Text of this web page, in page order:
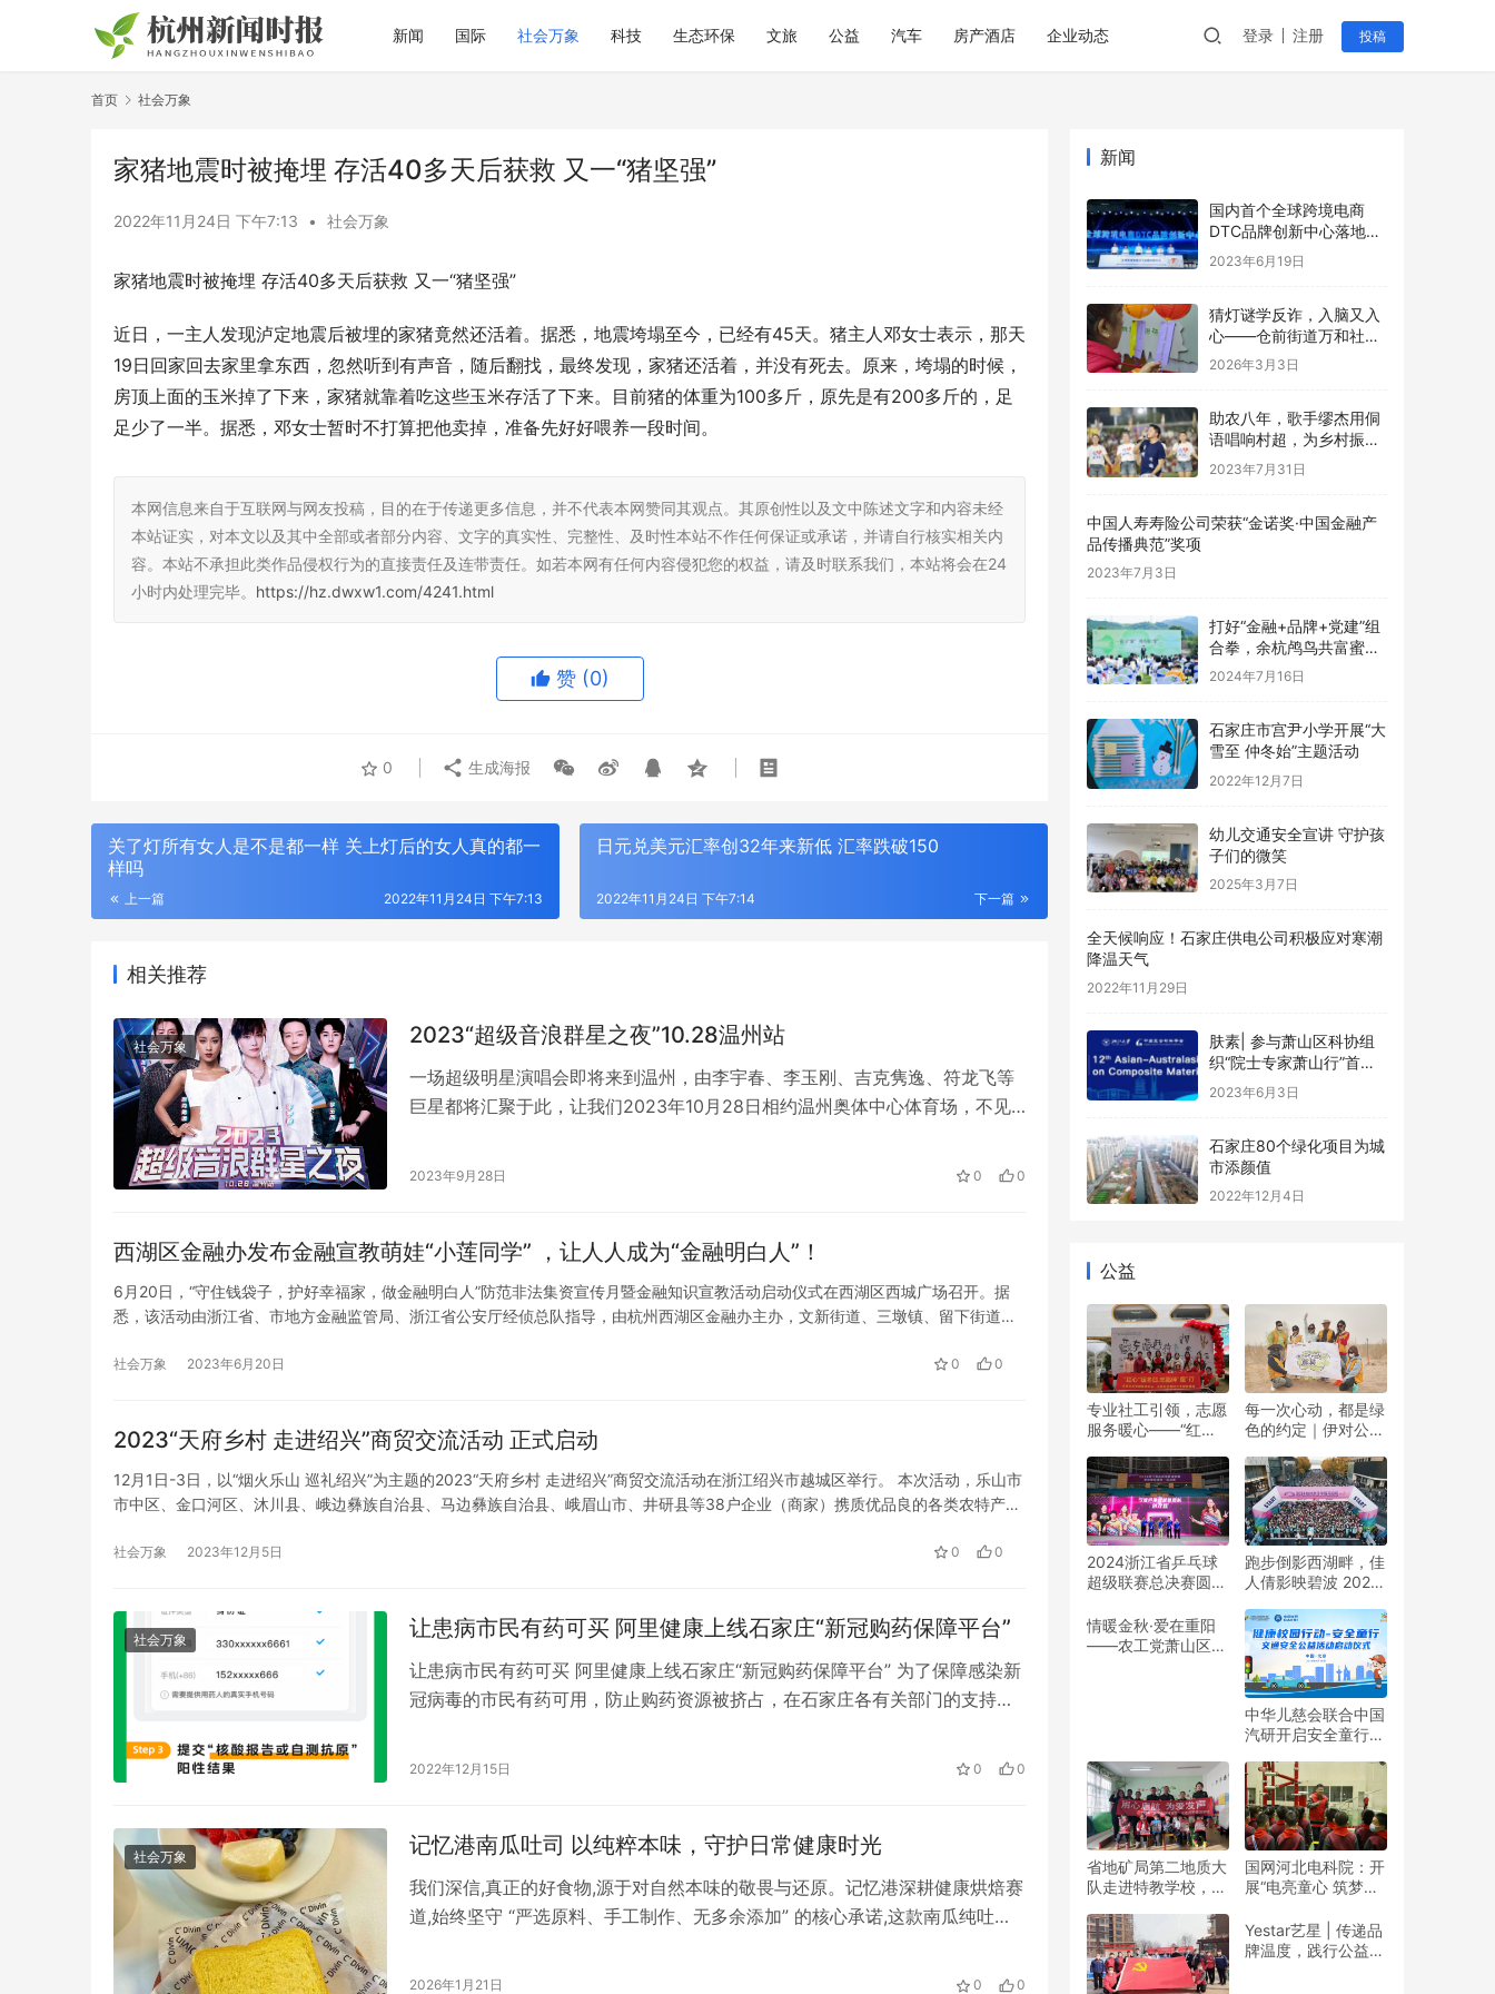
新闻 国际 社会万象 科技 生态环保 文旅 公益 汽车 房产酒店 企业动态 登录 注册 投稿
首页 社会万象
家猪地震时被掩埋 存活40多天后获救 又一“猪坚强”
2022年11月24日 下午7:13 • 社会万象
家猪地震时被掩埋 存活40多天后获救 又一“猪坚强”
近日，一主人发现泸定地震后被埋的家猪竟然还活着。据悉，地震垮塌至今，已经有45天。猪主人邓女士表示，那天
19日回家回去家里拿东西，忽然听到有声音，随后翻找，最终发现，家猪还活着，并没有死去。原来，垮塌的时候，
房顶上面的玉米掉了下来，家猪就靠着吃这些玉米存活了下来。目前猪的体重为100多斤，原先是有200多斤的，足
足少了一半。据悉，邓女士暂时不打算把他卖掉，准备先好好喂养一段时间。
本网信息来自于互联网与网友投稿，目的在于传递更多信息，并不代表本网赞同其观点。其原创性以及文中陈述文字和内容未经
本站证实，对本文以及其中全部或者部分内容、文字的真实性、完整性、及时性本站不作任何保证或承诺，并请自行核实相关内
容。本站不承担此类作品侵权行为的直接责任及连带责任。如若本网有任何内容侵犯您的权益，请及时联系我们，本站将会在24
小时内处理完毕。 https://hz.dwxw1.com/4241.html
赞 (0)
0 生成海报
关了灯所有女人是不是都一样 关上灯后的女人真的都一
样吗
上一篇 2022年11月24日 下午7:13
日元兑美元汇率创32年来新低 汇率跌破150
下一篇
2022年11月24日 下午7:14
相关推荐
社会万象 2023“超级音浪群星之夜”10.28温州站
一场超级明星演唱会即将来到温州，由李宇春、李玉刚、吉克隽逸、符龙飞等
巨星都将汇聚于此，让我们2023年10月28日相约温州奥体中心体育场，不见
2005年，李宇春获得“超级女声”比赛全国总冠军，同年10月登上美国《时代周
2023年9月28日 0 0
西湖区金融办发布金融宣教萌娃“小莲同学” ，让人人成为“金融明白人”！
6月20日，“守住钱袋子，护好幸福家，做金融明白人”防范非法集资宣传月暨金融知识宣教活动启动仪式在西湖区西城广场召开。据
悉，该活动由浙江省、市地方金融监管局、浙江省公安厅经侦总队指导，由杭州西湖区金融办主办，文新街道、三墩镇、留下街道、
断发…
社会万象 2023年6月20日 0 0
2023“天府乡村 走进绍兴”商贸交流活动 正式启动
12月1日-3日，以“烟火乐山 巡礼绍兴”为主题的2023“天府乡村 走进绍兴”商贸交流活动在浙江绍兴市越城区举行。 本次活动，乐山市
市中区、金口河区、沐川县、峨边彝族自治县、马边彝族自治县、峨眉山市、井研县等38户企业（商家）携质优品良的各类农特产品
社会万象 2023年12月5日 0 0
社会万象 让患病市民有药可买 阿里健康上线石家庄“新冠购药保障平台”
让患病市民有药可买 阿里健康上线石家庄“新冠购药保障平台” 为了保障感染新
冠病毒的市民有药可用，防止购药资源被挤占，在石家庄各有关部门的支持和
为新冠阳性的本地市民，只需打开支付宝App点击首页“新冠购药保障平台”页
2022年12月15日 0 0
社会万象 记忆港南瓜吐司 以纯粹本味，守护日常健康时光
我们深信,真正的好食物,源于对自然本味的敬畏与还原。记忆港深耕健康烘焙赛
道,始终坚守 “严选原料、手工制作、无多余添加” 的核心承诺,这款南瓜纯吐司,
康安心的味觉之选。 这款南瓜吐司的纯粹,藏在每一份清晰可溯的配料里。它的
2026年1月21日 0 0
新闻
国内首个全球跨境电商
DTC品牌创新中心落地菜
鸟智谷
2023年6月19日
猜灯谜学反诈，入脑又入
心——仓前街道万和社区
开展元宵反诈主题宣传活
2026年3月3日
助农八年，歌手缪杰用侗
语唱响村超，为乡村振兴
呐喊助威
2023年7月31日
中国人寿寿险公司荣获“金诺奖·中国金融产
品传播典范”奖项
2023年7月3日
打好“金融+品牌+党建”组
合拳，余杭鸬鸟共富蜜梨
开满“林”
2024年7月16日
石家庄市宫尹小学开展“大
雪至 仲冬始”主题活动
2022年12月7日
幼儿交通安全宣讲 守护孩
子们的微笑
2025年3月7日
全天候响应！石家庄供电公司积极应对寒潮
降温天气
2022年11月29日
肤素| 参与萧山区科协组
织“院士专家萧山行”首场
活动
2023年6月3日
石家庄80个绿化项目为城
市添颜值
2022年12月4日
公益
专业社工引领，志愿
服务暖心——“红心”
每一次心动，都是绿
色的约定｜伊对公益
双向奔赴
2024浙江省乒乓球
超级联赛总决赛圆满
跑步倒影西湖畔，佳
人倩影映碧波 2024
靓丽开赛
情暖金秋·爱在重阳
——农工党萧山区基
中华儿慈会联合中国
汽研开启安全童行公
省地矿局第二地质大
队走进特教学校，暖
国网河北电科院：开
展“电亮童心 筑梦未
Yestar艺星 | 传递品
牌温度，践行公益之